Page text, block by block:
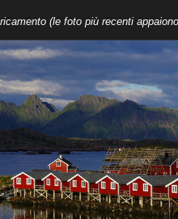
(le foto più recenti